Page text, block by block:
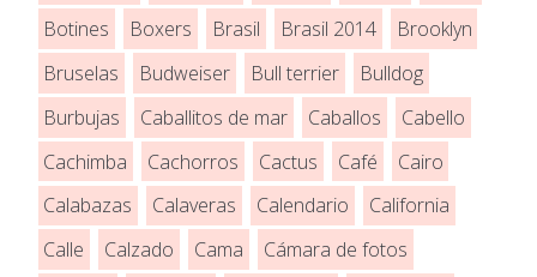
Botines
Boxers Brasil Brasil 2014
Brooklyn
Bruselas
Budweiser Bull terrier
Bulldog
Burbujas
Caballitos de mar Caballos
Cabello
Cachimba
Cachorros Cactus Café
Cairo
Calabazas
Calaveras Calendario
California
Calle
Calzado Cama Cámara de fotos